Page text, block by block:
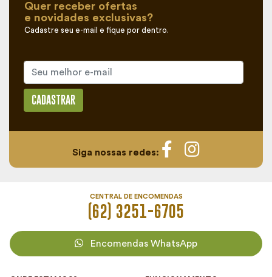
Quer receber ofertas
e novidades exclusivas?
Cadastre seu e-mail e fique por dentro.
CADASTRAR
Siga nossas redes:
CENTRAL DE ENCOMENDAS
(62) 3251-6705
Encomendas WhatsApp